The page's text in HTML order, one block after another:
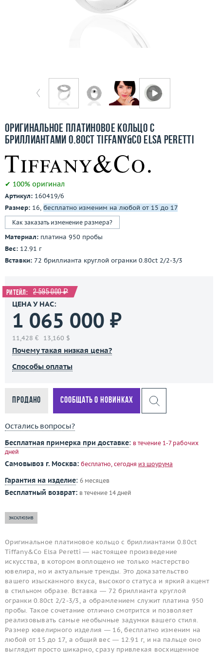
Ломбард
3D-тур по шоуруму
Заказать звонок
Оригинальное платиновое кольцо с
бриллиантами 0.80ct Tiffany&Co Elsa Peretti
✔ 100% оригинал
Артикул: 160419/6
Размер: 16, бесплатно изменим на любой от 15 до 17
Как заказать изменение размера?
Материал: платина 950 пробы
Вес: 12.91 г
Вставки: 72 бриллианта круглой огранки 0.80ct 2/2-3/3
Ритейл: 2 595 000 ₽
ЦЕНА У НАС:
1 065 000 ₽
11,428 € 13,160 $
Почему такая низкая цена?
Способы оплаты
Продано Сообщать о новинках
Остались вопросы?
Бесплатная примерка при доставке: в течение 1-7 рабочих
дней
Самовывоз г. Москва: бесплатно, сегодня из шоурума
Гарантия на изделие: 6 месяцев
Бесплатный возврат: в течение 14 дней
эксклюзив
Оригинальное платиновое кольцо с бриллиантами 0.80ct
Tiffany&Co Elsa Peretti — настоящее произведение
искусства, в котором воплощено не только мастерство
ювелира, но и актуальные тренды. Это доказательство
вашего изысканного вкуса, высокого статуса и яркий акцент
в стильном образе. Вставка — 72 бриллианта круглой
огранки 0.80ct 2/2-3/3, а обрамлением служит платина 950
пробы. Такое сочетание отлично смотрится и позволяет
реализовывать самые необычные задумки вашего стиля.
Размер ювелирного изделия — 16, бесплатно изменим на
любой от 15 до 17, а общий вес — 12.91 г, и на пальце оно
выглядит просто шикарно, сразу привлекая восхищенное